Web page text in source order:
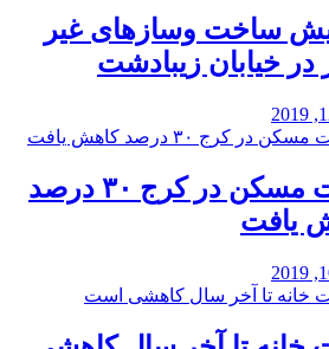
ساخت وسازهای غیر
در خیابان زیبادشت
️قیمت مسکن در کرج ۳۰ درصد
یافت